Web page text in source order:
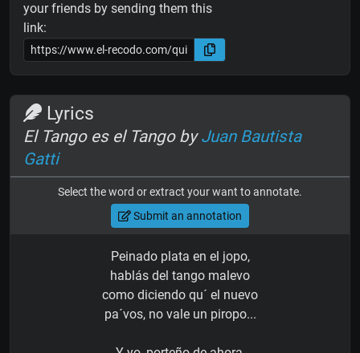
your friends by sending them this
link:
Lyrics
El Tango es el Tango byJuan Bautista
Gatti
Select the word or extract your want to annotate.
Submit an annotation
Peinado plata en el jopo,
hablás del tango malevo
como diciendo qu´ el nuevo
pa´vos, no vale un piropo...